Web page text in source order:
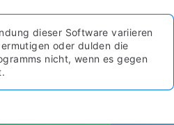
dieser Software variieren
oder dulden die
nicht, wenn es gegen